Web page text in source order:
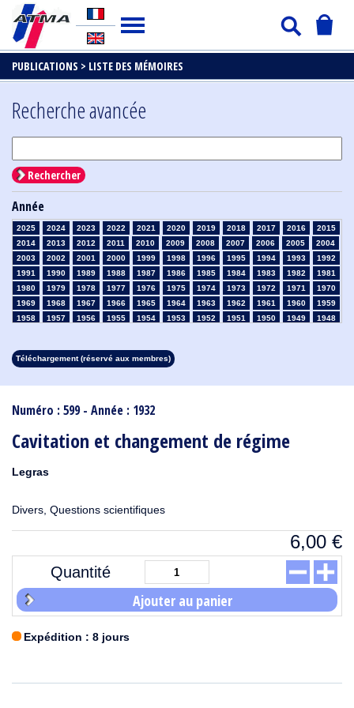
PUBLICATIONS > LISTE DES MÉMOIRES
Numéro : 599 - Année : 1932
Cavitation et changement de régime
Legras
Divers, Questions scientifiques
6,00 €
Quantité
Ajouter au panier
Expédition : 8 jours
Recherche avancée
Rechercher
Année
2025 2024 2023 2022 2021 2020 2019 2018 2017 2016
2015
2014
2013 2012 2011 2010 2009 2008 2007 2006 2005
2004
2003
2002 2001 2000 1999 1998 1996 1995 1994 1993
1992
1991
1990 1989 1988 1987 1986 1985 1984 1983 1982
1981
1980
1979 1978 1977 1976 1975 1974 1973 1972 1971
1970
1969
1968 1967 1966 1965 1964 1963 1962 1961 1960
1959
1958
1957 1956 1955 1954 1953 1952 1951 1950 1949
1948
1913
1912 1911 1910 1909 1908
Téléchargement (réservé aux membres)